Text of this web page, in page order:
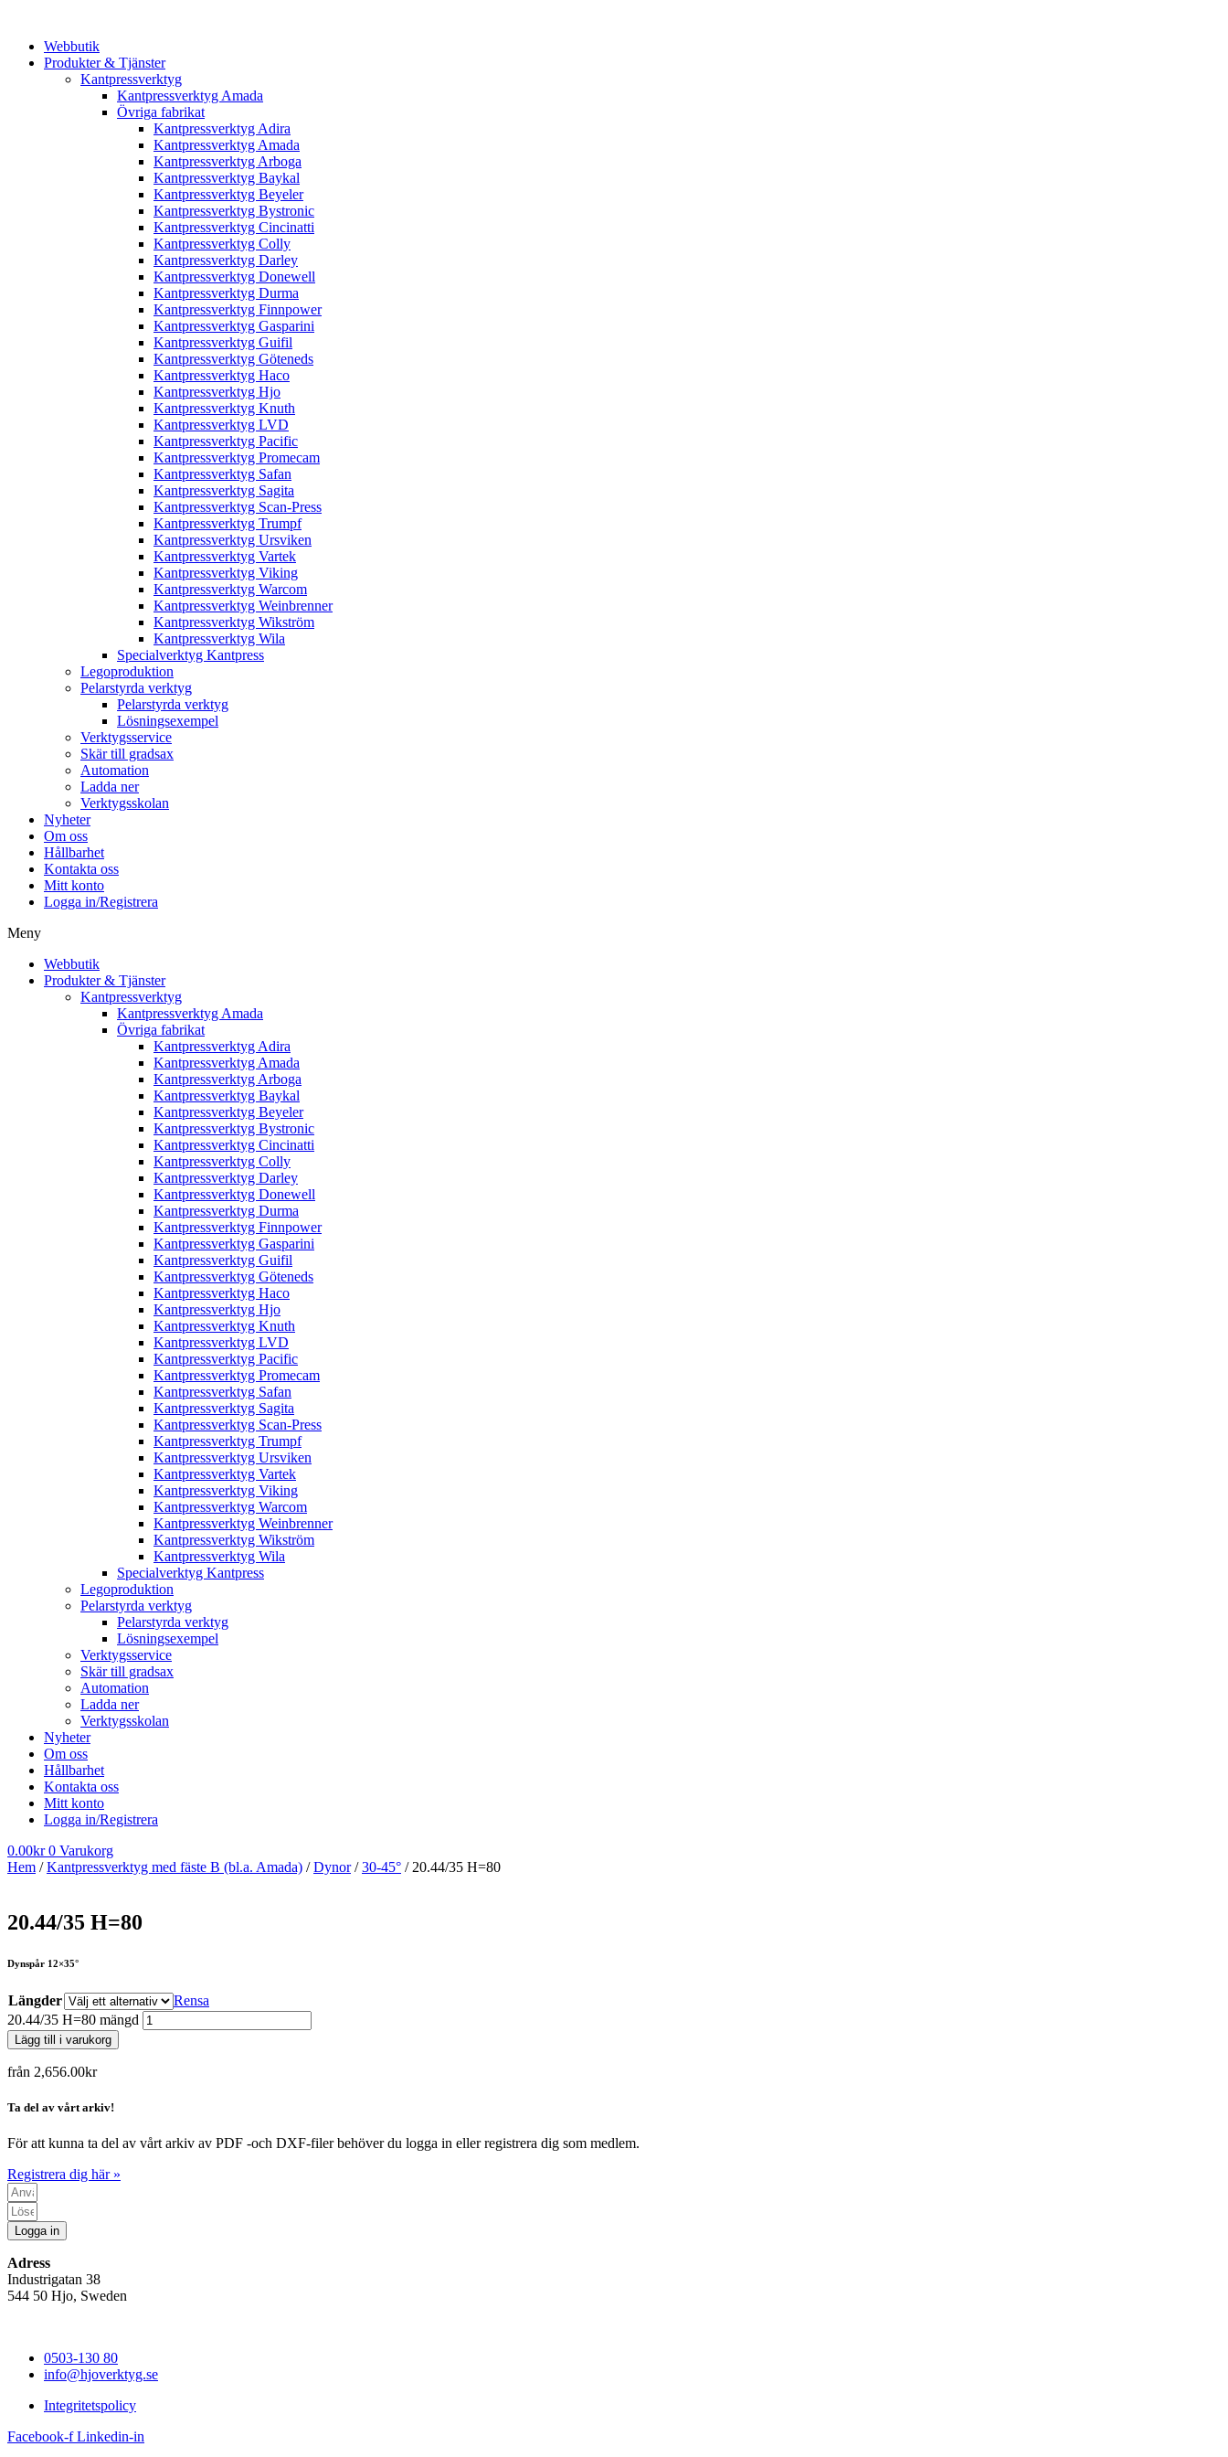
Webbutik
Produkter & Tjänster
Kantpressverktyg
Kantpressverktyg Amada
Övriga fabrikat
Kantpressverktyg Adira
Kantpressverktyg Amada
Kantpressverktyg Arboga
Kantpressverktyg Baykal
Kantpressverktyg Beyeler
Kantpressverktyg Bystronic
Kantpressverktyg Cincinatti
Kantpressverktyg Colly
Kantpressverktyg Darley
Kantpressverktyg Donewell
Kantpressverktyg Durma
Kantpressverktyg Finnpower
Kantpressverktyg Gasparini
Kantpressverktyg Guifil
Kantpressverktyg Göteneds
Kantpressverktyg Haco
Kantpressverktyg Hjo
Kantpressverktyg Knuth
Kantpressverktyg LVD
Kantpressverktyg Pacific
Kantpressverktyg Promecam
Kantpressverktyg Safan
Kantpressverktyg Sagita
Kantpressverktyg Scan-Press
Kantpressverktyg Trumpf
Kantpressverktyg Ursviken
Kantpressverktyg Vartek
Kantpressverktyg Viking
Kantpressverktyg Warcom
Kantpressverktyg Weinbrenner
Kantpressverktyg Wikström
Kantpressverktyg Wila
Specialverktyg Kantpress
Legoproduktion
Pelarstyrda verktyg
Pelarstyrda verktyg
Lösningsexempel
Verktygsservice
Skär till gradsax
Automation
Ladda ner
Verktygsskolan
Nyheter
Om oss
Hållbarhet
Kontakta oss
Mitt konto
Logga in/Registrera
Meny
Webbutik
Produkter & Tjänster
Kantpressverktyg
Kantpressverktyg Amada
Övriga fabrikat
Kantpressverktyg Adira
Kantpressverktyg Amada
Kantpressverktyg Arboga
Kantpressverktyg Baykal
Kantpressverktyg Beyeler
Kantpressverktyg Bystronic
Kantpressverktyg Cincinatti
Kantpressverktyg Colly
Kantpressverktyg Darley
Kantpressverktyg Donewell
Kantpressverktyg Durma
Kantpressverktyg Finnpower
Kantpressverktyg Gasparini
Kantpressverktyg Guifil
Kantpressverktyg Göteneds
Kantpressverktyg Haco
Kantpressverktyg Hjo
Kantpressverktyg Knuth
Kantpressverktyg LVD
Kantpressverktyg Pacific
Kantpressverktyg Promecam
Kantpressverktyg Safan
Kantpressverktyg Sagita
Kantpressverktyg Scan-Press
Kantpressverktyg Trumpf
Kantpressverktyg Ursviken
Kantpressverktyg Vartek
Kantpressverktyg Viking
Kantpressverktyg Warcom
Kantpressverktyg Weinbrenner
Kantpressverktyg Wikström
Kantpressverktyg Wila
Specialverktyg Kantpress
Legoproduktion
Pelarstyrda verktyg
Pelarstyrda verktyg
Lösningsexempel
Verktygsservice
Skär till gradsax
Automation
Ladda ner
Verktygsskolan
Nyheter
Om oss
Hållbarhet
Kontakta oss
Mitt konto
Logga in/Registrera
0.00kr 0 Varukorg
Hem /Kantpressverktyg med fäste B (bl.a. Amada) /Dynor/30-45° / 20.44/35 H=80
20.44/35 H=80
Dynspår 12×35°
Längder
Rensa
20.44/35 H=80 mängd
Lägg till i varukorg
från 2,656.00kr
Ta del av vårt arkiv!
För att kunna ta del av vårt arkiv av PDF -och DXF-filer behöver du logga in eller registrera dig som medlem.
Registrera dig här »
Logga in
Adress
Industrigatan 38
544 50 Hjo, Sweden
0503-130 80
info@hjoverktyg.se
Integritetspolicy
Facebook-f Linkedin-in